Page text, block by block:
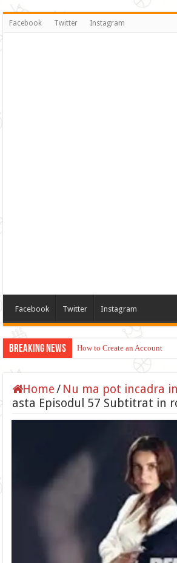
Facebook Twitter Instagram
Facebook Twitter Instagram
Breaking News How to Create an Account
Home/ Nu ma pot incadra
asta Episodul 57 Subtitrat in